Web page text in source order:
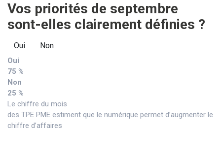
Vos priorités de septembre
sont-elles clairement définies ?
Oui Non
Oui
75 %
Non
25 %
Le chiffre du mois
des TPE PME estiment que le numérique permet d’augmenter le
chiffre d’affaires